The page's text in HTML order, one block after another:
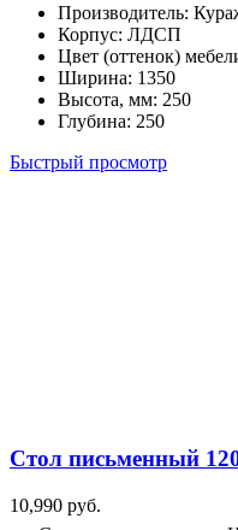
Производитель:
Корпус: ЛДСП
Цвет (оттенок)
Ширина: 1350
Высота, мм: 250
Глубина: 250
Быстрый просмотр
Стол письменный
10,990 руб.